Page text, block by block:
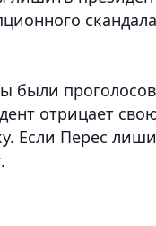
были
отрицает
Если Перес